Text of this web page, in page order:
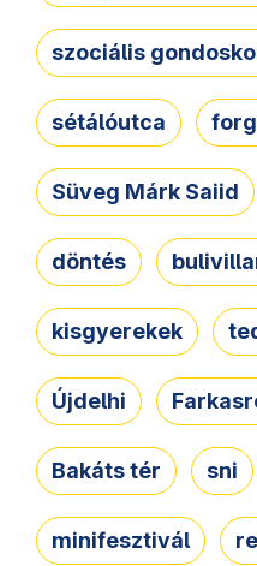
szociális
sétálóutca
Süveg Márk Saiid
döntés
kisgyerekek
Újdelhi
Bakáts tér sni
minifesztivál